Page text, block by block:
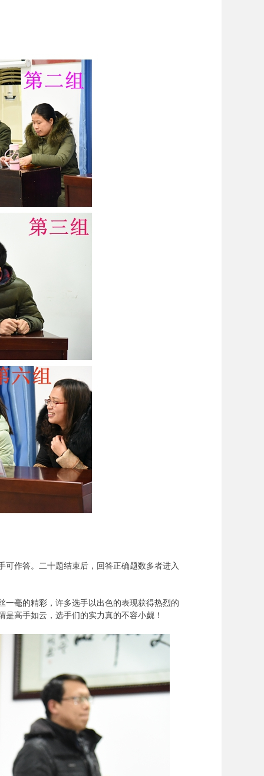
作答。二十题结束后，回答正确题数多者进入
毫的精彩，许多选手以出色的表现获得热烈的
高手如云，选手们的实力真的不容小觑！